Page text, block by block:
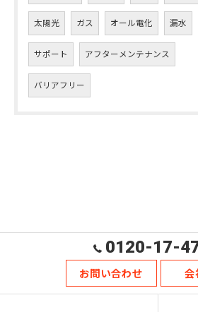
太陽光 ガス オール電化 漏水
サポート アフターメンテナンス
バリアフリー
0120-17-
お問い合わせ 会